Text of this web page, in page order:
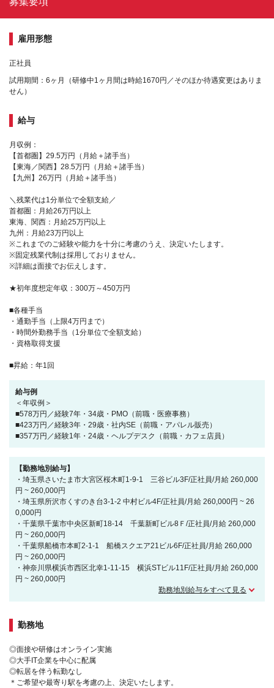
雇用形態
正社員
試用期間：6ヶ月（研修中1ヶ月間は時給1670円／そのほか待遇変更はありま
せん）
給与
月収例：
【首都圏】29.5万円（月給＋諸手当）
【東海／関西】28.5万円（月給＋諸手当）
【九州】26万円（月給＋諸手当）
＼残業代は1分単位で全額支給／
首都圏：月給26万円以上
東海、関西：月給25万円以上
九州：月給23万円以上
※これまでのご経験や能力を十分に考慮のうえ、決定いたします。
※固定残業代制は採用しておりません。
※詳細は面接でお伝えします。
★初年度想定年収：300万～450万円
■各種手当
・通勤手当（上限4万円まで）
・時間外勤務手当（1分単位で全額支給）
・資格取得支援
■昇給：年1回
給与例
＜年収例＞
■578万円／経験7年・34歳・PMO（前職・医療事務）
■423万円／経験3年・29歳・社内SE（前職・アパレル販売）
■357万円／経験1年・24歳・ヘルプデスク（前職・カフェ店員）
【勤務地別給与】
・埼玉県さいたま市大宮区桜木町1-9-1 三谷ビル3F/正社員/月給 260,000
円 ~ 260,000円
・埼玉県所沢市くすのき台3-1-2 中村ビル4F/正社員/月給 260,000円 ~ 26
0,000円
・千葉県千葉市中央区新町18-14 千葉新町ビル8Ｆ/正社員/月給 260,000
円 ~ 260,000円
・千葉県船橋市本町2-1-1 船橋スクエア21ビル6F/正社員/月給 260,000
円 ~ 260,000円
・神奈川県横浜市西区北幸1-11-15 横浜STビル11F/正社員/月給 260,000
円 ~ 260,000円
勤務地別給与をすべて見る
勤務地
◎面接や研修はオンライン実施
◎大手IT企業を中心に配属
◎転居を伴う転勤なし
＊ご希望や最寄り駅を考慮の上、決定いたします。